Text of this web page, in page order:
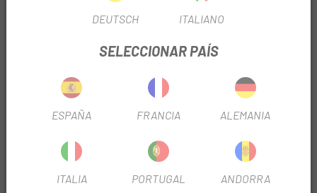
Filter: PLEGABLE
Marca: Continental
OPINIONES
PRODUCTOS SIMILARES
-20%
DEUTSCH ITALIANO
SELECCIONAR PAÍS
ESPAÑA FRANCIA ALEMANIA
ITALIA PORTUGAL ANDORRA